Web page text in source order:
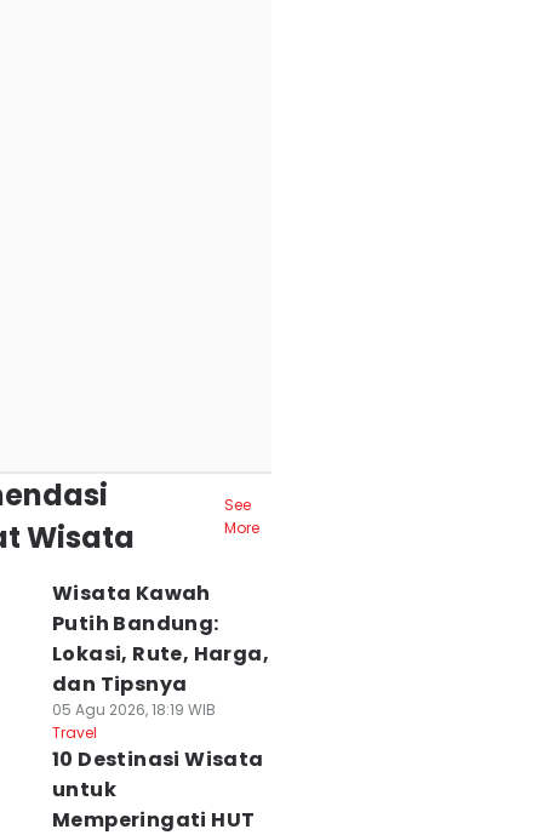
Wisata
See
More
Wisata Kawah
Putih Bandung:
Lokasi, Rute, Harga,
dan Tipsnya
05 Agu 2026, 18:19 WIB
Travel
10 Destinasi Wisata
untuk
Memperingati HUT